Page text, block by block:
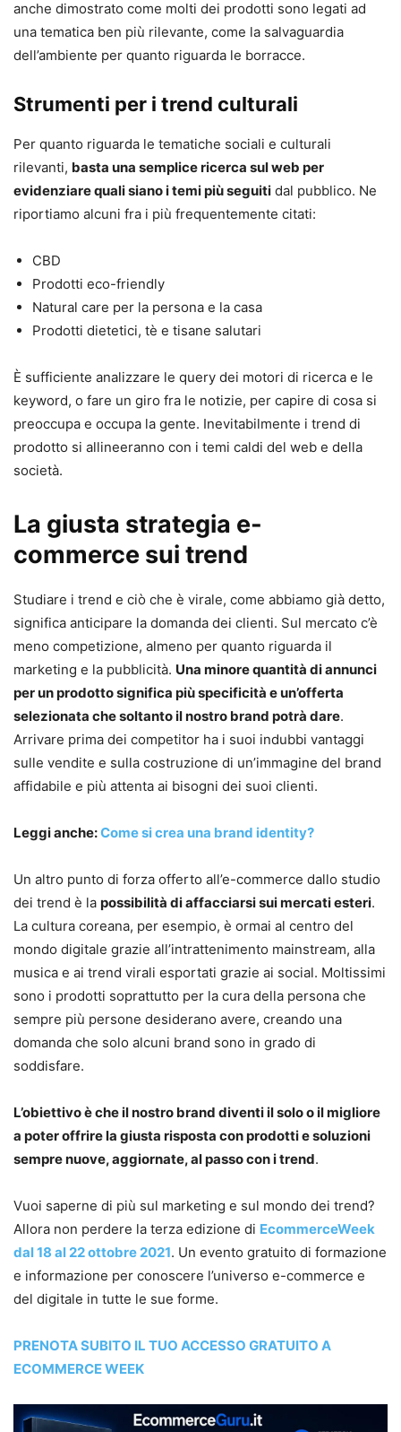
anche dimostrato come molti dei prodotti sono legati ad
una tematica ben più rilevante, come la salvaguardia
dell’ambiente per quanto riguarda le borracce.
Strumenti per i trend culturali
Per quanto riguarda le tematiche sociali e culturali
rilevanti, basta una semplice ricerca sul web per
evidenziare quali siano i temi più seguiti dal pubblico. Ne
riportiamo alcuni fra i più frequentemente citati:
CBD
Prodotti eco-friendly
Natural care per la persona e la casa
Prodotti dietetici, tè e tisane salutari
È sufficiente analizzare le query dei motori di ricerca e le
keyword, o fare un giro fra le notizie, per capire di cosa si
preoccupa e occupa la gente. Inevitabilmente i trend di
prodotto si allineeranno con i temi caldi del web e della
società.
La giusta strategia e-
commerce sui trend
Studiare i trend e ciò che è virale, come abbiamo già detto,
significa anticipare la domanda dei clienti. Sul mercato c’è
meno competizione, almeno per quanto riguarda il
marketing e la pubblicità. Una minore quantità di annunci
per un prodotto significa più specificità e un’offerta
selezionata che soltanto il nostro brand potrà dare.
Arrivare prima dei competitor ha i suoi indubbi vantaggi
sulle vendite e sulla costruzione di un’immagine del brand
affidabile e più attenta ai bisogni dei suoi clienti.
Leggi anche:Come si crea una brand identity?
Un altro punto di forza offerto all’e-commerce dallo studio
dei trend è la possibilità di affacciarsi sui mercati esteri.
La cultura coreana, per esempio, è ormai al centro del
mondo digitale grazie all’intrattenimento mainstream, alla
musica e ai trend virali esportati grazie ai social. Moltissimi
sono i prodotti soprattutto per la cura della persona che
sempre più persone desiderano avere, creando una
domanda che solo alcuni brand sono in grado di
soddisfare.
L’obiettivo è che il nostro brand diventi il solo o il migliore
a poter offrire la giusta risposta con prodotti e soluzioni
sempre nuove, aggiornate, al passo con i trend.
Vuoi saperne di più sul marketing e sul mondo dei trend?
Allora non perdere la terza edizione di EcommerceWeek
dal 18 al 22 ottobre 2021. Un evento gratuito di formazione
e informazione per conoscere l’universo e-commerce e
del digitale in tutte le sue forme.
PRENOTA SUBITO IL TUO ACCESSO GRATUITO A
ECOMMERCE WEEK